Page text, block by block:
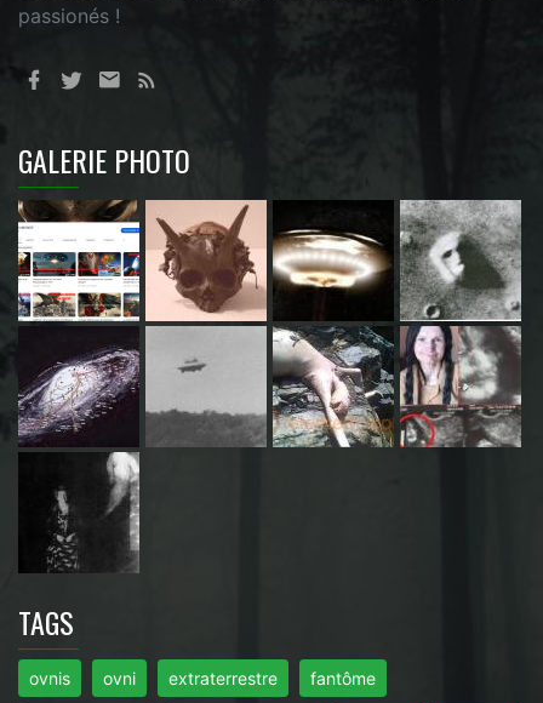
passionés !
GALERIE PHOTO
TAGS
ovnis ovni extraterrestre fantôme